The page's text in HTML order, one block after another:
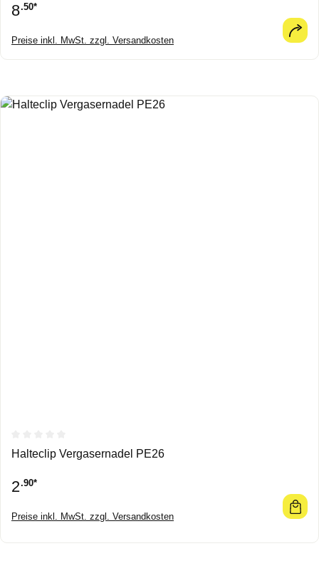
8.50*
Preise inkl. MwSt. zzgl. Versandkosten
Durchschnittliche Bewertung von 0 von 5 Sternen
Halteclip Vergasernadel PE26
2.90*
Preise inkl. MwSt. zzgl. Versandkosten